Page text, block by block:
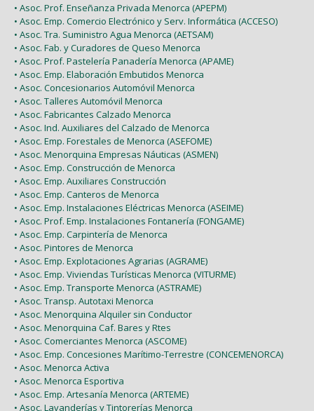
• Asoc. Prof. Enseñanza Privada Menorca (APEPM)
• Asoc. Emp. Comercio Electrónico y Serv. Informática (ACCESO)
• Asoc. Tra. Suministro Agua Menorca (AETSAM)
• Asoc. Fab. y Curadores de Queso Menorca
• Asoc. Prof. Pastelería Panadería Menorca (APAME)
• Asoc. Emp. Elaboración Embutidos Menorca
• Asoc. Concesionarios Automóvil Menorca
• Asoc. Talleres Automóvil Menorca
• Asoc. Fabricantes Calzado Menorca
• Asoc. Ind. Auxiliares del Calzado de Menorca
• Asoc. Emp. Forestales de Menorca (ASEFOME)
• Asoc. Menorquina Empresas Náuticas (ASMEN)
• Asoc. Emp. Construcción de Menorca
• Asoc. Emp. Auxiliares Construcción
• Asoc. Emp. Canteros de Menorca
• Asoc. Emp. Instalaciones Eléctricas Menorca (ASEIME)
• Asoc. Prof. Emp. Instalaciones Fontanería (FONGAME)
• Asoc. Emp. Carpintería de Menorca
• Asoc. Pintores de Menorca
• Asoc. Emp. Explotaciones Agrarias (AGRAME)
• Asoc. Emp. Viviendas Turísticas Menorca (VITURME)
• Asoc. Emp. Transporte Menorca (ASTRAME)
• Asoc. Transp. Autotaxi Menorca
• Asoc. Menorquina Alquiler sin Conductor
• Asoc. Menorquina Caf. Bares y Rtes
• Asoc. Comerciantes Menorca (ASCOME)
• Asoc. Emp. Concesiones Marítimo-Terrestre (CONCEMENORCA)
• Asoc. Menorca Activa
• Asoc. Menorca Esportiva
• Asoc. Emp. Artesanía Menorca (ARTEME)
• Asoc. Lavanderías y Tintorerías Menorca